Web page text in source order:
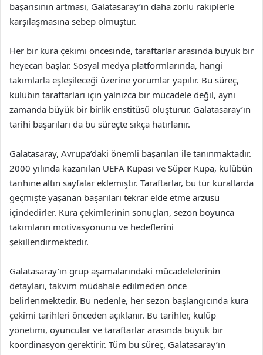
başarısının artması, Galatasaray’ın daha zorlu rakiplerle
karşılaşmasına sebep olmuştur.
Her bir kura çekimi öncesinde, taraftarlar arasında büyük bir
heyecan başlar. Sosyal medya platformlarında, hangi
takımlarla eşleşileceği üzerine yorumlar yapılır. Bu süreç,
kulübin taraftarları için yalnızca bir mücadele değil, aynı
zamanda büyük bir birlik enstitüsü oluşturur. Galatasaray’ın
tarihi başarıları da bu süreçte sıkça hatırlanır.
Galatasaray, Avrupa’daki önemli başarıları ile tanınmaktadır.
2000 yılında kazanılan UEFA Kupası ve Süper Kupa, kulübün
tarihine altın sayfalar eklemiştir. Taraftarlar, bu tür kurallarda
geçmişte yaşanan başarıları tekrar elde etme arzusu
içindedirler. Kura çekimlerinin sonuçları, sezon boyunca
takımların motivasyonunu ve hedeflerini
şekillendirmektedir.
Galatasaray’ın grup aşamalarındaki mücadelelerinin
detayları, takvim müdahale edilmeden önce
belirlenmektedir. Bu nedenle, her sezon başlangıcında kura
çekimi tarihleri önceden açıklanır. Bu tarihler, kulüp
yönetimi, oyuncular ve taraftarlar arasında büyük bir
koordinasyon gerektirir. Tüm bu süreç, Galatasaray’ın